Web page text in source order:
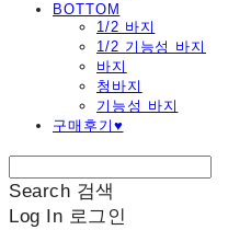
BOTTOM
1/2 바지
1/2 기능성 바지
바지
청바지
기능성 바지
구매후기♥
Search 검색
Log In 로그인